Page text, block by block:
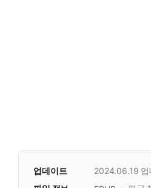
업데이트 2024.06.19 업